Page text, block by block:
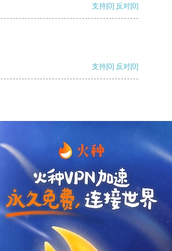
支持[0] 反对[0]
支持[0] 反对[0]
支持 [0] 反对 [0]
支持